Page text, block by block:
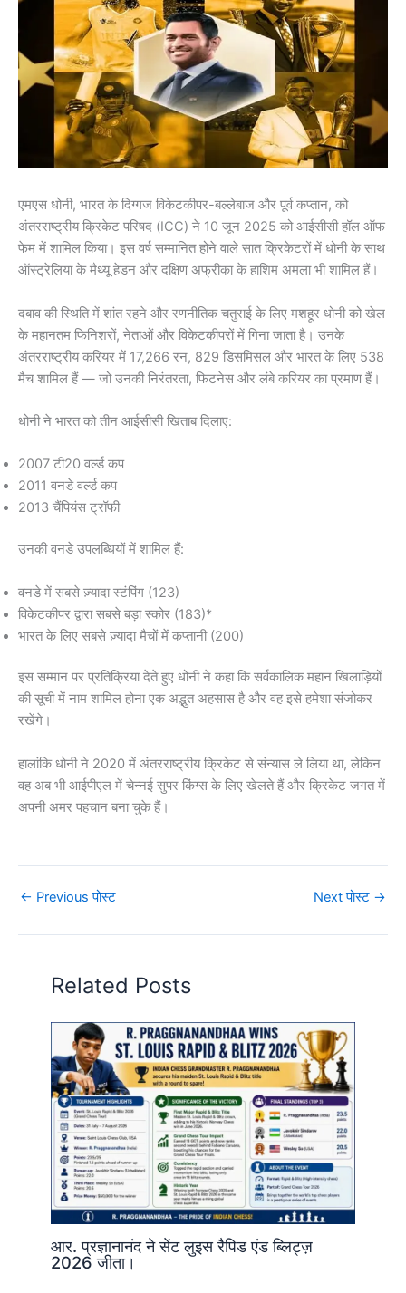
एमएस धोनी, भारत के दिग्गज विकेटकीपर-बल्लेबाज और पूर्व कप्तान, को
अंतरराष्ट्रीय क्रिकेट परिषद (ICC) ने 10 जून 2025 को आईसीसी हॉल ऑफ
फेम में शामिल किया। इस वर्ष सम्मानित होने वाले सात क्रिकेटरों में धोनी के साथ
ऑस्ट्रेलिया के मैथ्यू हेडन और दक्षिण अफ्रीका के हाशिम अमला भी शामिल हैं।
दबाव की स्थिति में शांत रहने और रणनीतिक चतुराई के लिए मशहूर धोनी को खेल
के महानतम फिनिशरों, नेताओं और विकेटकीपरों में गिना जाता है। उनके
अंतरराष्ट्रीय करियर में 17,266 रन, 829 डिसमिसल और भारत के लिए 538
मैच शामिल हैं — जो उनकी निरंतरता, फिटनेस और लंबे करियर का प्रमाण हैं।
धोनी ने भारत को तीन आईसीसी खिताब दिलाए:
2007 टी20 वर्ल्ड कप
2011 वनडे वर्ल्ड कप
2013 चैंपियंस ट्रॉफी
उनकी वनडे उपलब्धियों में शामिल हैं:
वनडे में सबसे ज़्यादा स्टंपिंग (123)
विकेटकीपर द्वारा सबसे बड़ा स्कोर (183)*
भारत के लिए सबसे ज़्यादा मैचों में कप्तानी (200)
इस सम्मान पर प्रतिक्रिया देते हुए धोनी ने कहा कि सर्वकालिक महान खिलाड़ियों
की सूची में नाम शामिल होना एक अद्भुत अहसास है और वह इसे हमेशा संजोकर
रखेंगे।
हालांकि धोनी ने 2020 में अंतरराष्ट्रीय क्रिकेट से संन्यास ले लिया था, लेकिन
वह अब भी आईपीएल में चेन्नई सुपर किंग्स के लिए खेलते हैं और क्रिकेट जगत में
अपनी अमर पहचान बना चुके हैं।
← Previous पोस्ट Next पोस्ट →
Related Posts
आर. प्रज्ञानानंद ने सेंट लुइस रैपिड एंड ब्लिट्ज़
2026 जीता।